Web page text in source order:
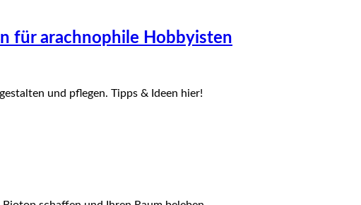
für arachnophile Hobbyisten
und pflegen. Tipps & Ideen hier!